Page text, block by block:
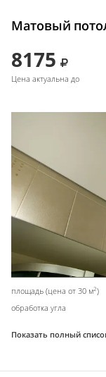
Матовый
8175
Цена актуальна до
площадь (цена от 30 м2)
обработка угла
Показать полный